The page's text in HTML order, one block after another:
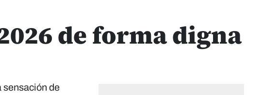
de forma digna
sensación de